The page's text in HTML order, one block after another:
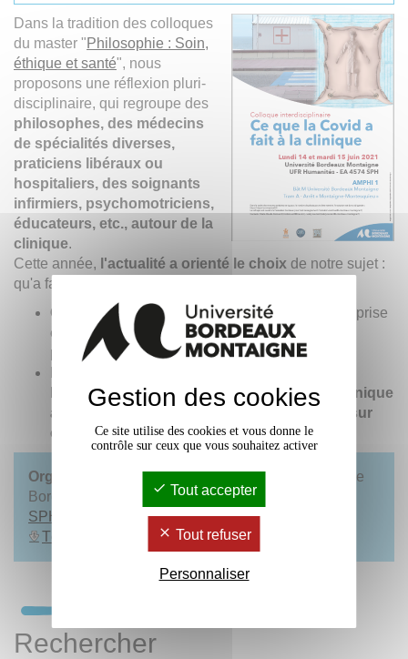
Dans la tradition des colloques
du master " Philosophie : Soin,
éthique et santé", nous
proposons une réflexion pluri-
disciplinaire, qui regroupe des
philosophes, des médecins
de spécialités diverses,
praticiens libéraux ou
hospitaliers, des soignants
infirmiers, psychomotriciens,
éducateurs, etc., autour de la
clinique.
Cette année, l'actualité a orienté le choix de notre sujet :
qu'a fait la Covid à la clinique ?
Quels changementsdans les conditions de la prise
en soin des patients,
quelles impasses, quels
problèmes, quelles avancées?
l'isolement sanitaire de patients, comment la
clinique
a-t-elle évolué et quel regard éthique porter sur
cette adaptation à la crise ?
Organisation Marie-Claude Decouard
de
Bordeaux et
Valéry Laurand,unité de recherche
SPH
Télécharger le programme
Rechercher
Gestion des cookies
Ce site utilise des cookies et vous donne le
contrôle sur ceux que vous souhaitez activer
Tout accepter
Tout refuser
Personnaliser